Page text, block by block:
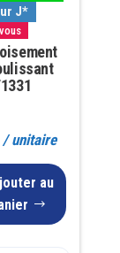
J*
unitaire
au